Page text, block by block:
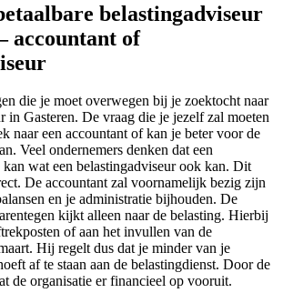
belastingadviseur
accountant of
die je moet overwegen bij je zoektocht naar
in Gasteren. De vraag die je jezelf zal moeten
naar een accountant of kan je beter voor de
Veel ondernemers denken dat een
kan wat een belastingadviseur ook kan. Dit
De accountant zal voornamelijk bezig zijn
en je administratie bijhouden. De
kijkt alleen naar de belasting. Hierbij
of aan het invullen van de
Hij regelt dus dat je minder van je
af te staan aan de belastingdienst. Door de
de organisatie er financieel op vooruit.